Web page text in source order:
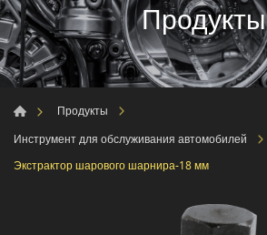
Продукты
Продукты
Инструмент для обслуживания автомобилей
Экстрактор шарового шарнира-18 мм